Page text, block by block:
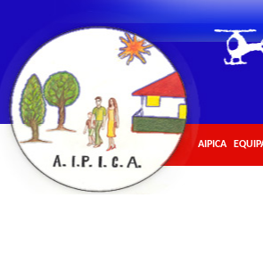
AIPICA